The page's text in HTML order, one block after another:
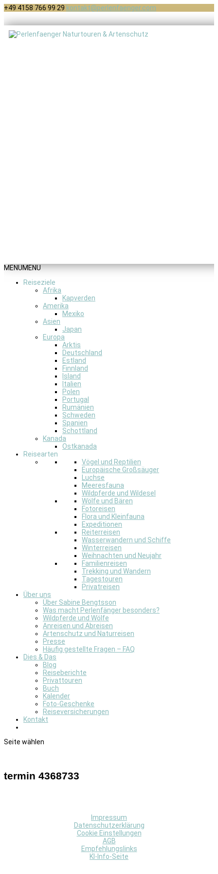
+49 4158 766 99 29 kontakt@perlenfaenger.com
MENUMENU
Reiseziele
Afrika
Kapverden
Amerika
Mexiko
Asien
Japan
Europa
Arktis
Deutschland
Estland
Finnland
Island
Italien
Polen
Portugal
Rumänien
Schweden
Spanien
Schottland
Kanada
Ostkanada
Reisearten
Vögel und Reptilien
Europäische Großsäuger
Luchse
Meeresfauna
Wildpferde und Wildesel
Wölfe und Bären
Fotoreisen
Flora und Kleinfauna
Expeditionen
Reiterreisen
Wasserwandern und Schiffe
Winterreisen
Weihnachten und Neujahr
Familienreisen
Trekking und Wandern
Tagestouren
Privatreisen
Über uns
Über Sabine Bengtsson
Was macht Perlenfänger besonders?
Wildpferde und Wölfe
Anreisen und Abreisen
Artenschutz und Naturreisen
Presse
Häufig gestellte Fragen – FAQ
Dies & Das
Blog
Reiseberichte
Privattouren
Buch
Kalender
Foto-Geschenke
Reiseversicherungen
Kontakt
Seite wählen
termin 4368733
Impressum
Datenschutzerklärung
Cookie Einstellungen
AGB
Empfehlungslinks
KI-Info-Seite